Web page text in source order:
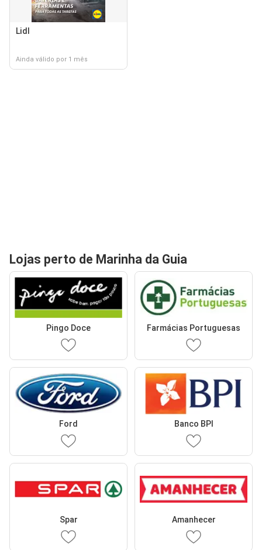
Lidl
Ainda válido por 1 mês
Lojas perto de Marinha da Guia
Pingo Doce Farmácias Portuguesas
Ford Banco BPI
Spar Amanhecer